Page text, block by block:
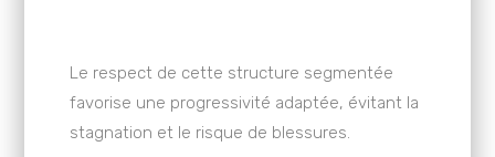
Le respect de cette structure segmentée
favorise une progressivité adaptée, évitant la
stagnation et le risque de blessures.